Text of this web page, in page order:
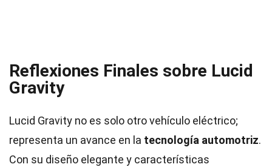
Reflexiones Finales sobre Lucid
Gravity
Lucid Gravity no es solo otro vehículo eléctrico;
representa un avance en la tecnología automotriz.
Con su diseño elegante y características